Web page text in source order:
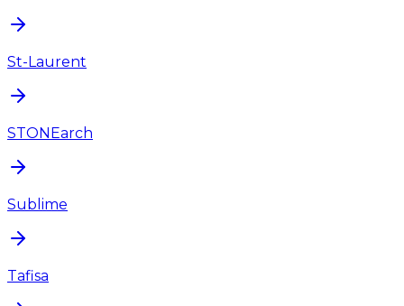
St-Laurent
STONEarch
Sublime
Tafisa